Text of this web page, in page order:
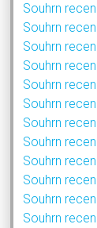
Souhrn
Souhrn
Souhrn
Souhrn
Souhrn
Souhrn
Souhrn
Souhrn
Souhrn
Souhrn
Souhrn
Souhrn